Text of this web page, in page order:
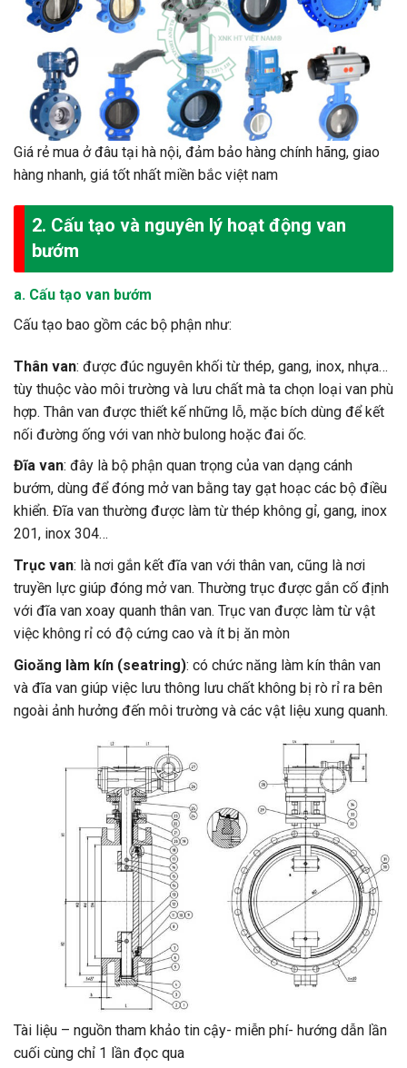
Giá rẻ mua ở đâu tại hà nội, đảm bảo hàng chính hãng, giao
hàng nhanh, giá tốt nhất miền bắc việt nam
2. Cấu tạo và nguyên lý hoạt động van
bướm
a. Cấu tạo van bướm
Cấu tạo bao gồm các bộ phận như:
Thân van: được đúc nguyên khối từ thép, gang, inox, nhựa…
tùy thuộc vào môi trường và lưu chất mà ta chọn loại van phù
hợp. Thân van được thiết kế những lỗ, mặc bích dùng để kết
nối đường ống với van nhờ bulong hoặc đai ốc.
Đĩa van: đây là bộ phận quan trọng của van dạng cánh
bướm, dùng để đóng mở van bằng tay gạt hoạc các bộ điều
khiển. Đĩa van thường được làm từ thép không gỉ, gang, inox
201, inox 304…
Trục van: là nơi gắn kết đĩa van với thân van, cũng là nơi
truyền lực giúp đóng mở van. Thường trục được gắn cố định
với đĩa van xoay quanh thân van. Trục van được làm từ vật
việc không rỉ có độ cứng cao và ít bị ăn mòn
Gioăng làm kín (seatring): có chức năng làm kín thân van
và đĩa van giúp việc lưu thông lưu chất không bị rò rỉ ra bên
ngoài ảnh hưởng đến môi trường và các vật liệu xung quanh.
Tài liệu – nguồn tham khảo tin cậy- miễn phí- hướng dẫn lần
cuối cùng chỉ 1 lần đọc qua